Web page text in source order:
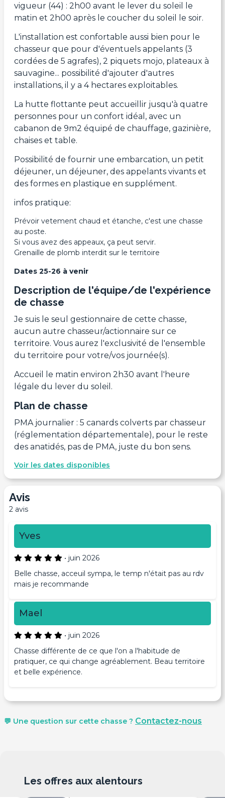
vigueur (44) : 2h00 avant le lever du soleil le
matin et 2h00 après le coucher du soleil le soir.
L'installation est confortable aussi bien pour le
chasseur que pour d'éventuels appelants (3
cordées de 5 agrafes), 2 piquets mojo, plateaux à
sauvagine... possibilité d'ajouter d'autres
installations, il y a 4 hectares exploitables.
La hutte flottante peut accueillir jusqu'à quatre
personnes pour un confort idéal, avec un
cabanon de 9m2 équipé de chauffage, gazinière,
chaises et table.
Possibilité de fournir une embarcation, un petit
déjeuner, un déjeuner, des appelants vivants et
des formes en plastique en supplément.
infos pratique:
Prévoir vetement chaud et étanche, c'est une chasse
au poste.
Si vous avez des appeaux, ça peut servir.
Grenaille de plomb interdit sur le territoire
Dates 25-26 à venir
Description de l'équipe/de l'expérience
de chasse
Je suis le seul gestionnaire de cette chasse,
aucun autre chasseur/actionnaire sur ce
territoire. Vous aurez l'exclusivité de l'ensemble
du territoire pour votre/vos journée(s).
Accueil le matin environ 2h30 avant l'heure
légale du lever du soleil.
Plan de chasse
PMA journalier : 5 canards colverts par chasseur
(réglementation départementale), pour le reste
des anatidés, pas de PMA, juste du bon sens.
Voir les dates disponibles
Avis
2 avis
Yves
• juin 2026
Belle chasse, acceuil sympa, le temp n'était pas au rdv
mais je recommande
Mael
• juin 2026
Chasse différente de ce que l'on a l'habitude de
pratiquer, ce qui change agréablement. Beau territoire
et belle expérience.
💬 Une question sur cette chasse ? Contactez-nous
Les offres aux alentours